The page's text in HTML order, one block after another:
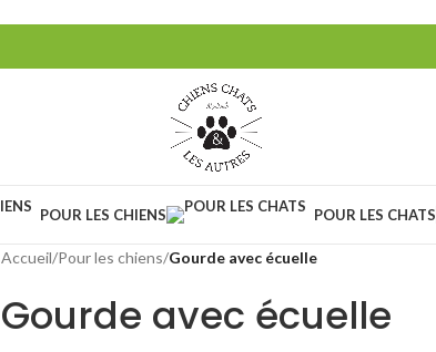
POUR LES CHIENS POUR LES CHATS
Accueil/Pour les chiens/Gourde avec écuelle
Gourde avec écuelle